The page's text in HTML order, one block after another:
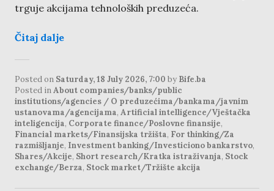
trguje akcijama tehnoloških preduzeća.
Čitaj dalje
Posted on Saturday, 18 July 2026, 7:00 by Bife.ba
Posted inAbout companies/banks/public
institutions/agencies / O preduzećima/bankama/javnim
ustanovama/agencijama, Artificial intelligence/Vještačka
inteligencija, Corporate finance/Poslovne finansije,
Financial markets/Finansijska tržišta, For thinking/Za
razmišljanje, Investment banking/Investiciono bankarstvo,
Shares/Akcije, Short research/Kratka istraživanja, Stock
exchange/Berza, Stock market/Tržište akcija